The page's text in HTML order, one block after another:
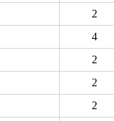
2
4
2
2
2